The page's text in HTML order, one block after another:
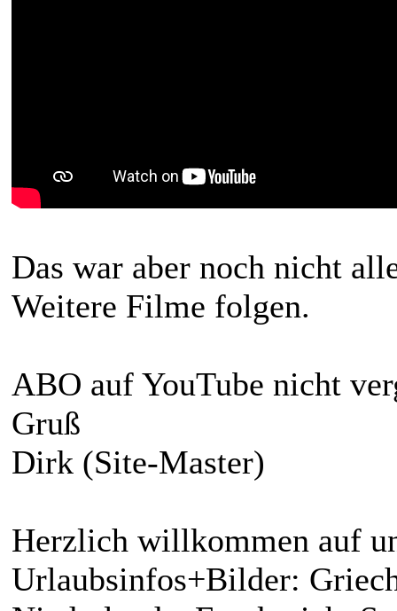
Das war aber noch nicht
Weitere Filme folgen.
ABO auf YouTube nicht
Gruß
Dirk (Site-Master)
Herzlich willkommen auf
Urlaubsinfos+Bilder: